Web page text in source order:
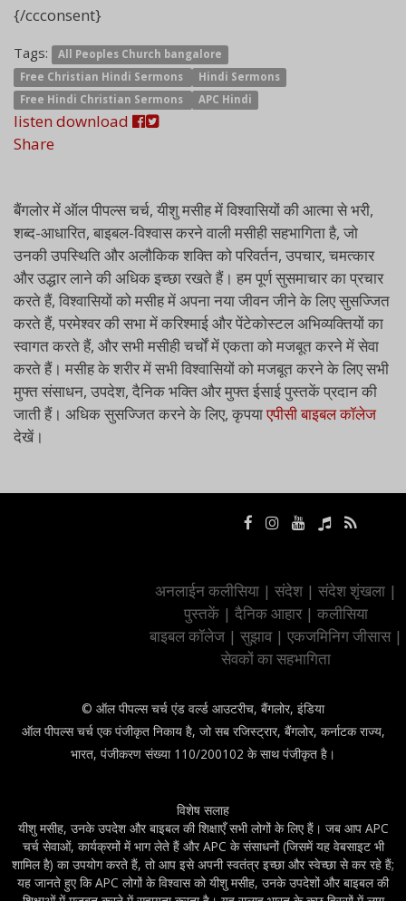
{/ccconsent}
Tags:
All Peoples Church bangalore
Free Christian Hindi Sermons
Hindi Sermons
Free Hindi Christian Sermons
APC Hindi
listen download
Share
बैंगलोर में ऑल पीपल्स चर्च, यीशु मसीह में विश्वासियों की आत्मा से भरी,
शब्द-आधारित, बाइबल-विश्वास करने वाली मसीही सहभागिता है, जो
उनकी उपस्थिति और अलौकिक शक्ति को परिवर्तन, उपचार, चमत्कार
और उद्धार लाने की अधिक इच्छा रखते हैं। हम पूर्ण सुसमाचार का प्रचार
करते हैं, विश्वासियों को मसीह में अपना नया जीवन जीने के लिए सुसज्जित
करते हैं, परमेश्वर की सभा में करिश्माई और पेंटेकोस्टल अभिव्यक्तियों का
स्वागत करते हैं, और सभी मसीही चर्चों में एकता को मजबूत करने में सेवा
करते हैं। मसीह के शरीर में सभी विश्वासियों को मजबूत करने के लिए सभी
मुफ्त संसाधन, उपदेश, दैनिक भक्ति और मुफ्त ईसाई पुस्तकें प्रदान की
जाती हैं। अधिक सुसज्जित करने के लिए, कृपयाएपीसी बाइबल कॉलेज
देखें।
अनलाईन कलीसिया | संदेश | संदेश शृंखला |
पुस्तकें | दैनिक आहार | कलीसिया
बाइबल कॉलेज | सुझाव | एकजमिनिग जीसास |
सेवकों का सहभागिता
© ऑल पीपल्स चर्च एंड वर्ल्ड आउटरीच, बैंगलोर, इंडिया
ऑल पीपल्स चर्च एक पंजीकृत निकाय है, जो सब रजिस्ट्रार, बैंगलोर, कर्नाटक राज्य,
भारत, पंजीकरण संख्या 110/200102 के साथ पंजीकृत है।
विशेष सलाह
यीशु मसीह, उनके उपदेश और बाइबल की शिक्षाएँ सभी लोगों के लिए हैं। जब आप APC
चर्च सेवाओं, कार्यक्रमों में भाग लेते हैं और APC के संसाधनों (जिसमें यह वेबसाइट भी
शामिल है) का उपयोग करते हैं, तो आप इसे अपनी स्वतंत्र इच्छा और स्वेच्छा से कर रहे हैं;
यह जानते हुए कि APC लोगों के विश्वास को यीशु मसीह, उनके उपदेशों और बाइबल की